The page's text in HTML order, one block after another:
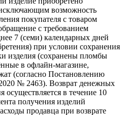
возможность
покупателя с товаром
с требованием
7 (семи) календарных дней
при условии сохранения
изделия (сохранены пломбы
в офлайн-магазине,
(согласно Постановлению
№ 2463). Возврат денежных
осуществляется в течение 10
получения изделий
продавца при возврате